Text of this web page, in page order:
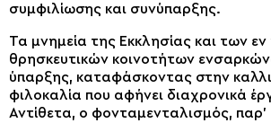
συμφιλίωσης και συνύπαρξης.
Τα μνημεία της Εκκλησίας και των εν
θρησκευτικών κοινοτήτων
ύπαρξης, καταφάσκοντας στην
φιλοκαλία που αφήνει διαχρονικά
Αντίθετα, ο φονταμενταλισμός,